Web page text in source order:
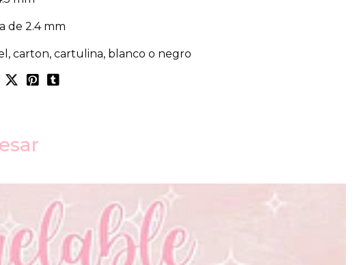
de 2.4 mm
carton, cartulina, blanco o negro